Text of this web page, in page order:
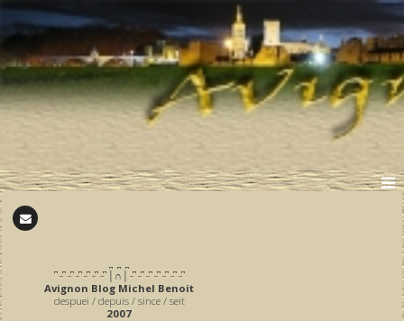
͆ ̵ ͆ ̵ ͆ ̵ ͆ ̵ ͆ ̵ ͆ ̵ ͆ │∩│ ̵ ͆ ̵ ͆ ̵ ͆ ̵ ͆ ̵ ͆ ̵ ͆ ̵ ͆
Avignon Blog Michel Benoit
despuei / depuis / since / seit
2007